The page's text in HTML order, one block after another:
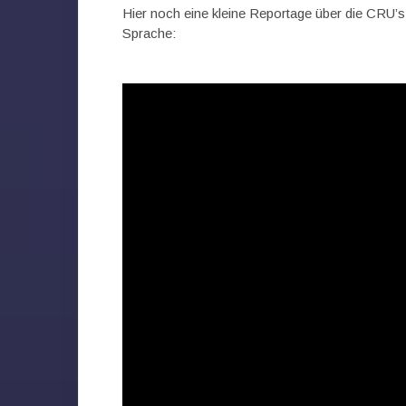
Hier noch eine kleine Reportage über die
Sprache: